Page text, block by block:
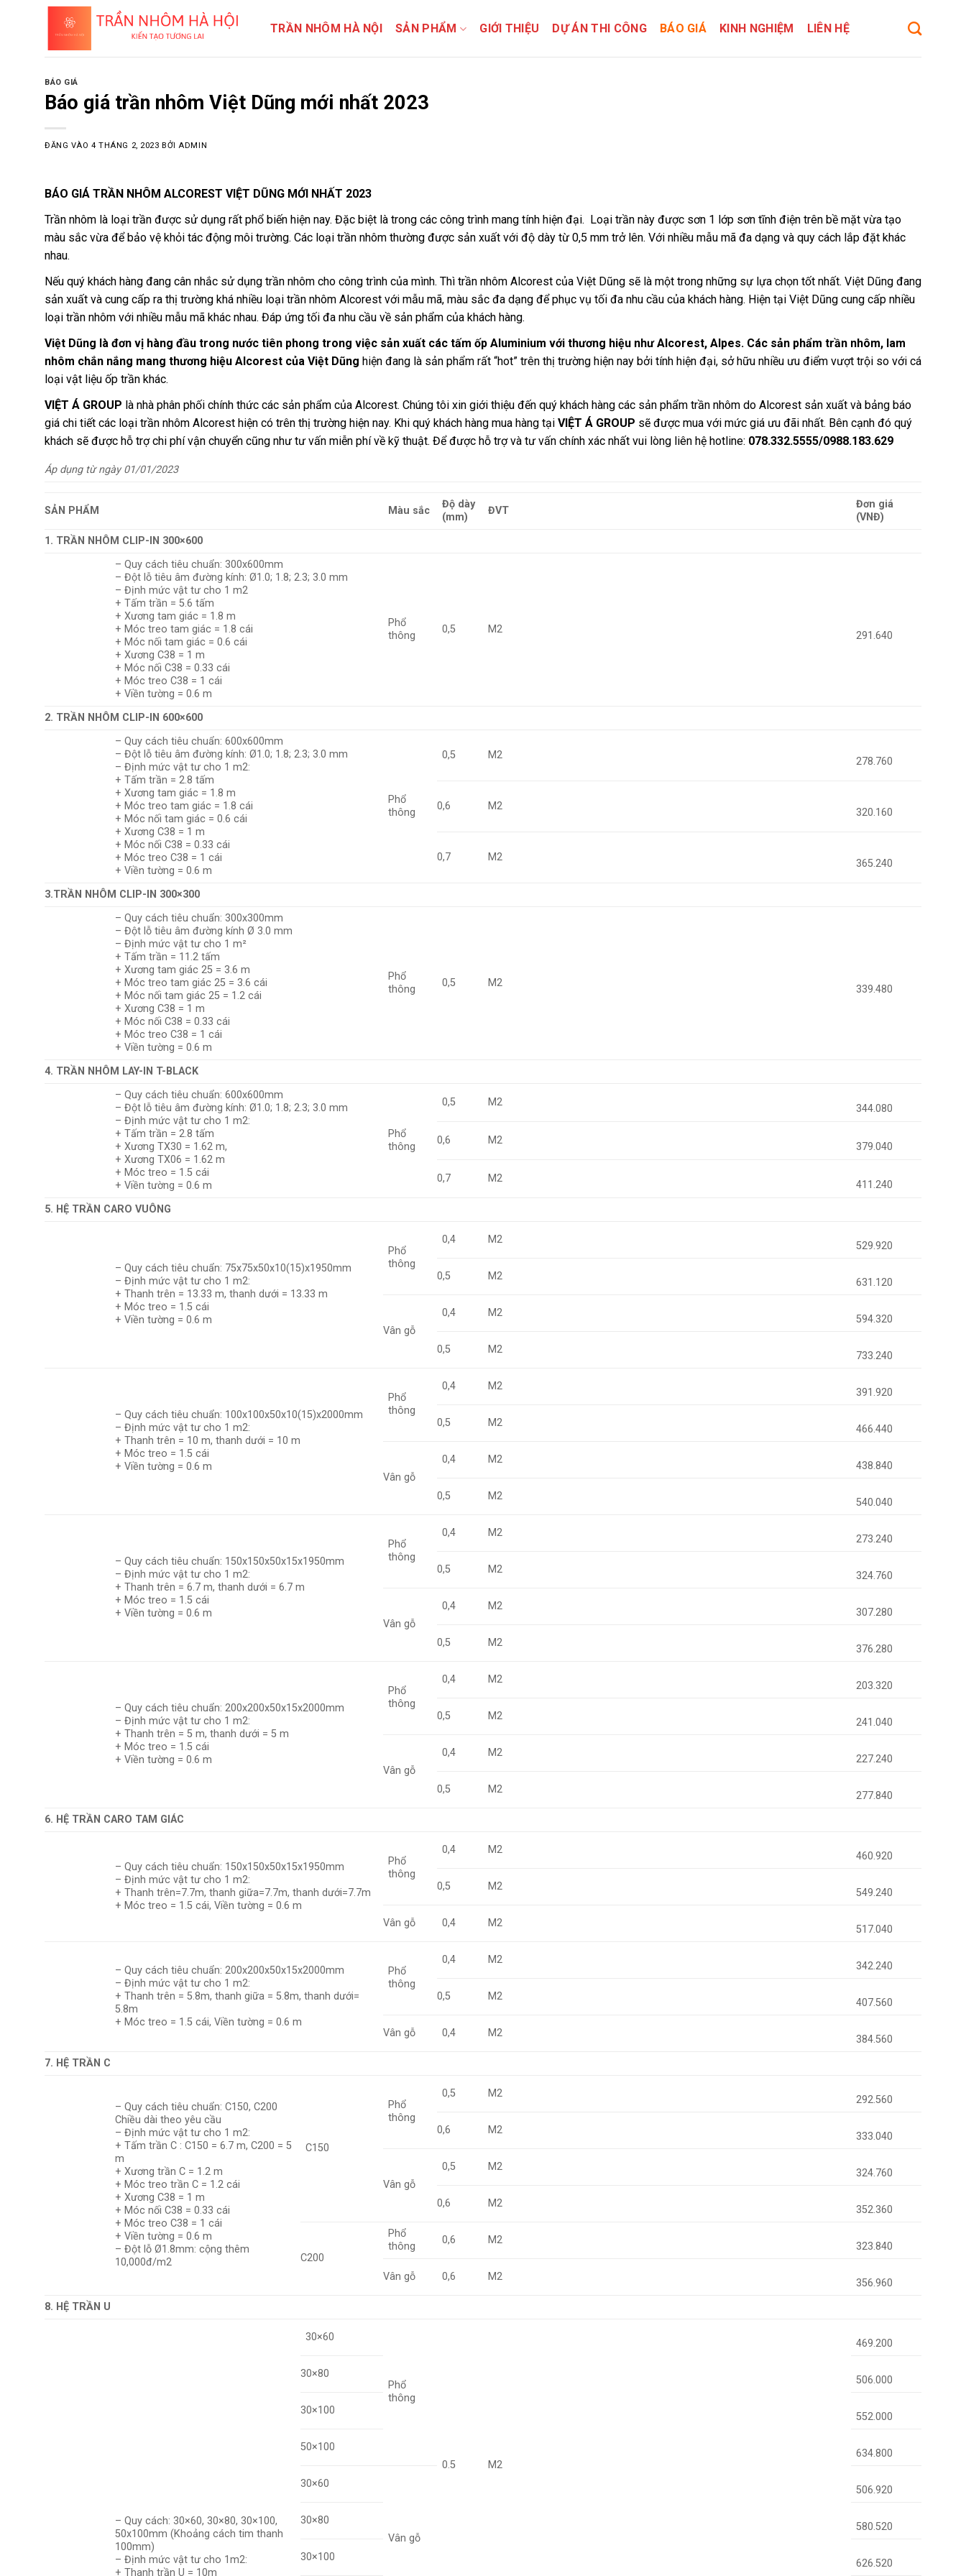
TRẦN NHÔM HÀ NỘI SẢN PHẨM GIỚI THIỆU DỰ ÁN THI CÔNG BÁO GIÁ KINH NGHIỆM LIÊN HỆ
BÁO GIÁ
Báo giá trần nhôm Việt Dũng mới nhất 2023
ĐĂNG VÀO4 THÁNG 2, 2023 BỞI ADMIN
BÁO GIÁ TRẦN NHÔM ALCOREST VIỆT DŨNG MỚI NHẤT 2023
Trần nhôm là loại trần được sử dụng rất phổ biến hiện nay. Đặc biệt là trong các công trình mang tính hiện đại. Loại trần này được sơn 1 lớp sơn tĩnh điện trên bề mặt vừa tạo
màu sắc vừa để bảo vệ khỏi tác động môi trường. Các loại trần nhôm thường được sản xuất với độ dày từ 0,5 mm trở lên. Với nhiều mẫu mã đa dạng và quy cách lắp đặt khác
nhau.
Nếu quý khách hàng đang cân nhắc sử dụng trần nhôm cho công trình của mình. Thì trần nhôm Alcorest của Việt Dũng sẽ là một trong những sự lựa chọn tốt nhất. Việt Dũng đang
sản xuất và cung cấp ra thị trường khá nhiều loại trần nhôm Alcorest với mẫu mã, màu sắc đa dạng để phục vụ tối đa nhu cầu của khách hàng. Hiện tại Việt Dũng cung cấp nhiều
loại trần nhôm với nhiều mẫu mã khác nhau. Đáp ứng tối đa nhu cầu về sản phẩm của khách hàng.
Việt Dũng là đơn vị hàng đầu trong nước tiên phong trong việc sản xuất các tấm ốp Aluminium với thương hiệu như Alcorest, Alpes. Các sản phẩm trần nhôm, lam
nhôm chắn nắng mang thương hiệu Alcorest của Việt Dũng hiện đang là sản phẩm rất “hot” trên thị trường hiện nay bởi tính hiện đại, sở hữu nhiều ưu điểm vượt trội so với cá
loại vật liệu ốp trần khác.
VIỆT Á GROUP là nhà phân phối chính thức các sản phẩm của Alcorest. Chúng tôi xin giới thiệu đến quý khách hàng các sản phẩm trần nhôm do Alcorest sản xuất và bảng báo
giá chi tiết các loại trần nhôm Alcorest hiện có trên thị trường hiện nay. Khi quý khách hàng mua hàng tại VIỆT Á GROUP sẽ được mua với mức giá ưu đãi nhất. Bên cạnh đó quý
khách sẽ được hỗ trợ chi phí vận chuyển cũng như tư vấn miễn phí về kỹ thuật. Để được hỗ trợ và tư vấn chính xác nhất vui lòng liên hệ hotline: 078.332.5555/0988.183.629
Áp dụng từ ngày 01/01/2023
SẢN PHẨM Màu sắc
Độ dày
(mm)
ĐVT
Đơn giá
(VNĐ)
1. TRẦN NHÔM CLIP-IN 300×600
– Quy cách tiêu chuẩn: 300x600mm
– Đột lỗ tiêu âm đường kính: Ø1.0; 1.8; 2.3; 3.0 mm
– Định mức vật tư cho 1 m2
+ Tấm trần = 5.6 tấm
+ Xương tam giác = 1.8 m
+ Móc treo tam giác = 1.8 cái
+ Móc nối tam giác = 0.6 cái
+ Xương C38 = 1 m
+ Móc nối C38 = 0.33 cái
+ Móc treo C38 = 1 cái
+ Viền tường = 0.6 m
Phổ
thông
0,5 M2
291.640
2. TRẦN NHÔM CLIP-IN 600×600
– Quy cách tiêu chuẩn: 600x600mm
– Đột lỗ tiêu âm đường kính: Ø1.0; 1.8; 2.3; 3.0 mm
– Định mức vật tư cho 1 m2:
+ Tấm trần = 2.8 tấm
+ Xương tam giác = 1.8 m
+ Móc treo tam giác = 1.8 cái
+ Móc nối tam giác = 0.6 cái
+ Xương C38 = 1 m
+ Móc nối C38 = 0.33 cái
+ Móc treo C38 = 1 cái
+ Viền tường = 0.6 m
Phổ
thông
0,5 M2
278.760
0,6 M2
320.160
0,7 M2
365.240
3.TRẦN NHÔM CLIP-IN 300×300
– Quy cách tiêu chuẩn: 300x300mm
– Đột lỗ tiêu âm đường kính Ø 3.0 mm
– Định mức vật tư cho 1 m²
+ Tấm trần = 11.2 tấm
+ Xương tam giác 25 = 3.6 m
+ Móc treo tam giác 25 = 3.6 cái
+ Móc nối tam giác 25 = 1.2 cái
+ Xương C38 = 1 m
+ Móc nối C38 = 0.33 cái
+ Móc treo C38 = 1 cái
+ Viền tường = 0.6 m
Phổ
thông
0,5 M2
339.480
4. TRẦN NHÔM LAY-IN T-BLACK
– Quy cách tiêu chuẩn: 600x600mm
– Đột lỗ tiêu âm đường kính: Ø1.0; 1.8; 2.3; 3.0 mm
– Định mức vật tư cho 1 m2:
+ Tấm trần = 2.8 tấm
+ Xương TX30 = 1.62 m,
+ Xương TX06 = 1.62 m
+ Móc treo = 1.5 cái
+ Viền tường = 0.6 m
Phổ
thông
0,5 M2
344.080
0,6 M2
379.040
0,7 M2
411.240
5. HỆ TRẦN CARO VUÔNG
– Quy cách tiêu chuẩn: 75x75x50x10(15)x1950mm
– Định mức vật tư cho 1 m2:
+ Thanh trên = 13.33 m, thanh dưới = 13.33 m
+ Móc treo = 1.5 cái
+ Viền tường = 0.6 m
Phổ
thông
0,4 M2
529.920
0,5 M2
631.120
Vân gỗ
0,4 M2
594.320
0,5 M2
733.240
– Quy cách tiêu chuẩn: 100x100x50x10(15)x2000mm
– Định mức vật tư cho 1 m2:
+ Thanh trên = 10 m, thanh dưới = 10 m
+ Móc treo = 1.5 cái
+ Viền tường = 0.6 m
Phổ
thông
0,4 M2
391.920
0,5 M2
466.440
Vân gỗ
0,4 M2
438.840
0,5 M2
540.040
– Quy cách tiêu chuẩn: 150x150x50x15x1950mm
– Định mức vật tư cho 1 m2:
+ Thanh trên = 6.7 m, thanh dưới = 6.7 m
+ Móc treo = 1.5 cái
+ Viền tường = 0.6 m
Phổ
thông
0,4 M2
273.240
0,5 M2
324.760
Vân gỗ
0,4 M2
307.280
0,5 M2
376.280
– Quy cách tiêu chuẩn: 200x200x50x15x2000mm
– Định mức vật tư cho 1 m2:
+ Thanh trên = 5 m, thanh dưới = 5 m
+ Móc treo = 1.5 cái
+ Viền tường = 0.6 m
Phổ
thông
0,4 M2
203.320
0,5 M2
241.040
Vân gỗ
0,4 M2
227.240
0,5 M2
277.840
6. HỆ TRẦN CARO TAM GIÁC
– Quy cách tiêu chuẩn: 150x150x50x15x1950mm
– Định mức vật tư cho 1 m2:
+ Thanh trên=7.7m, thanh giữa=7.7m, thanh dưới=7.7m
+ Móc treo = 1.5 cái, Viền tường = 0.6 m
Phổ
thông
0,4 M2
460.920
0,5 M2
549.240
Vân gỗ 0,4 M2
517.040
– Quy cách tiêu chuẩn: 200x200x50x15x2000mm
– Định mức vật tư cho 1 m2:
+ Thanh trên = 5.8m, thanh giữa = 5.8m, thanh dưới=
5.8m
+ Móc treo = 1.5 cái, Viền tường = 0.6 m
Phổ
thông
0,4 M2
342.240
0,5 M2
407.560
Vân gỗ 0,4 M2
384.560
7. HỆ TRẦN C
– Quy cách tiêu chuẩn: C150, C200
Chiều dài theo yêu cầu
– Định mức vật tư cho 1 m2:
+ Tấm trần C : C150 = 6.7 m, C200 = 5
m
+ Xương trần C = 1.2 m
+ Móc treo trần C = 1.2 cái
+ Xương C38 = 1 m
+ Móc nối C38 = 0.33 cái
+ Móc treo C38 = 1 cái
+ Viền tường = 0.6 m
– Đột lỗ Ø1.8mm: cộng thêm
10,000đ/m2
C150
Phổ
thông
0,5 M2
292.560
0,6 M2
333.040
Vân gỗ
0,5 M2
324.760
0,6 M2
352.360
C200
Phổ
thông
0,6 M2
323.840
Vân gỗ 0,6 M2
356.960
8. HỆ TRẦN U
– Quy cách: 30×60, 30×80, 30×100,
50x100mm (Khoảng cách tim thanh
100mm)
– Định mức vật tư cho 1m2:
+ Thanh trần U = 10m
30×60
Phổ
thông
0.5 M2
469.200
30×80
506.000
30×100
552.000
50×100
634.800
30×60
Vân gỗ
506.920
30×80
580.520
30×100
626.520